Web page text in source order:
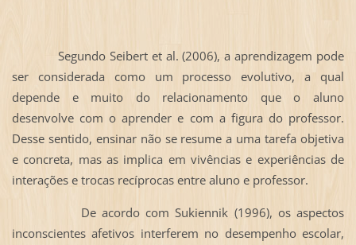
Segundo Seibert et al. (2006), a aprendizagem pode
ser considerada como um processo evolutivo, a qual
depende e muito do relacionamento que o aluno
desenvolve com o aprender e com a figura do professor.
Desse sentido, ensinar não se resume a uma tarefa objetiva
e concreta, mas as implica em vivências e experiências de
interações e trocas recíprocas entre aluno e professor.
De acordo com Sukiennik (1996), os aspectos
inconscientes afetivos interferem no desempenho escolar,